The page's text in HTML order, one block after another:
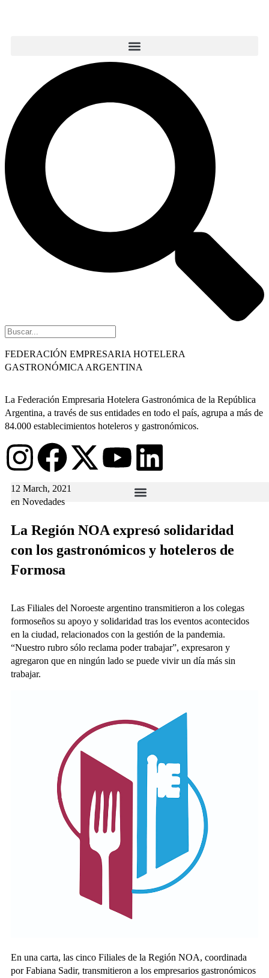
FEDERACIÓN EMPRESARIA HOTELERA
GASTRONÓMICA ARGENTINA
La Federación Empresaria Hotelera Gastronómica de la República
Argentina, a través de sus entidades en todo el país, agrupa a más de
84.000 establecimientos hoteleros y gastronómicos.
12 March, 2021
en Novedades
La Región NOA expresó solidaridad
con los gastronómicos y hoteleros de
Formosa
Las Filiales del Noroeste argentino transmitieron a los colegas
formoseños su apoyo y solidaridad tras los eventos acontecidos
en la ciudad, relacionados con la gestión de la pandemia.
“Nuestro rubro sólo reclama poder trabajar”, expresaron y
agregaron que en ningún lado se puede vivir un día más sin
trabajar.
En una carta, las cinco Filiales de la Región NOA, coordinada
por Fabiana Sadir, transmitieron a los empresarios gastronómicos